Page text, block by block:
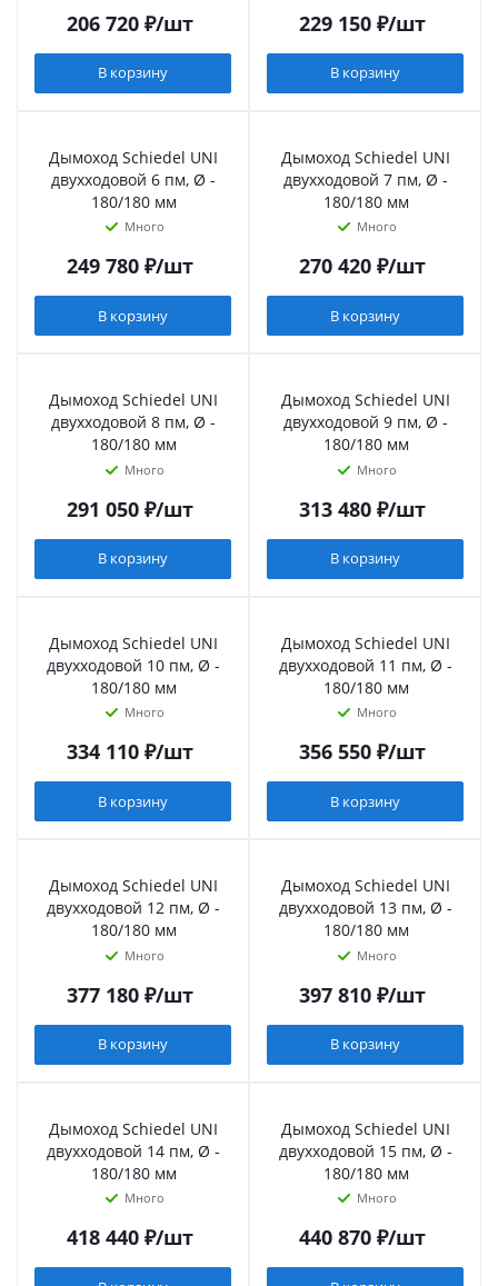
206 720₽/шт
В корзину
229 150₽/шт
В корзину
Дымоход Schiedel UNI
двухходовой 6 пм, Ø -
180/180 мм
Много
249 780₽/шт
В корзину
Дымоход Schiedel UNI
двухходовой 7 пм, Ø -
180/180 мм
Много
270 420₽/шт
В корзину
Дымоход Schiedel UNI
двухходовой 8 пм, Ø -
180/180 мм
Много
291 050₽/шт
В корзину
Дымоход Schiedel UNI
двухходовой 9 пм, Ø -
180/180 мм
Много
313 480₽/шт
В корзину
Дымоход Schiedel UNI
двухходовой 10 пм, Ø -
180/180 мм
Много
334 110₽/шт
В корзину
Дымоход Schiedel UNI
двухходовой 11 пм, Ø -
180/180 мм
Много
356 550₽/шт
В корзину
Дымоход Schiedel UNI
двухходовой 12 пм, Ø -
180/180 мм
Много
377 180₽/шт
В корзину
Дымоход Schiedel UNI
двухходовой 13 пм, Ø -
180/180 мм
Много
397 810₽/шт
В корзину
Дымоход Schiedel UNI
двухходовой 14 пм, Ø -
180/180 мм
Много
418 440₽/шт
Дымоход Schiedel UNI
двухходовой 15 пм, Ø -
180/180 мм
Много
440 870₽/шт